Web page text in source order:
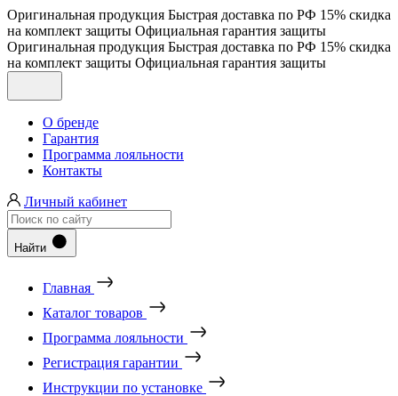
Оригинальная продукция Быстрая доставка по РФ 15% скидка
на комплект защиты Официальная гарантия защиты
Оригинальная продукция Быстрая доставка по РФ 15% скидка
на комплект защиты Официальная гарантия защиты
О бренде
Гарантия
Программа лояльности
Контакты
Личный кабинет
Найти
Главная
Каталог товаров
Программа лояльности
Регистрация гарантии
Инструкции по установке